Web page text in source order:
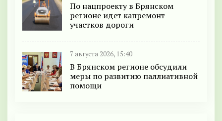
По нацпроекту в Брянском
регионе идет капремонт
участков дороги
7 августа 2026, 15:40
В Брянском регионе обсудили
меры по развитию паллиативной
помощи